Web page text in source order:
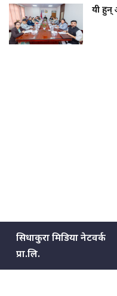
यी हुन्
सिधाकुरा मिडिया नेटवर्क
प्रा.लि.